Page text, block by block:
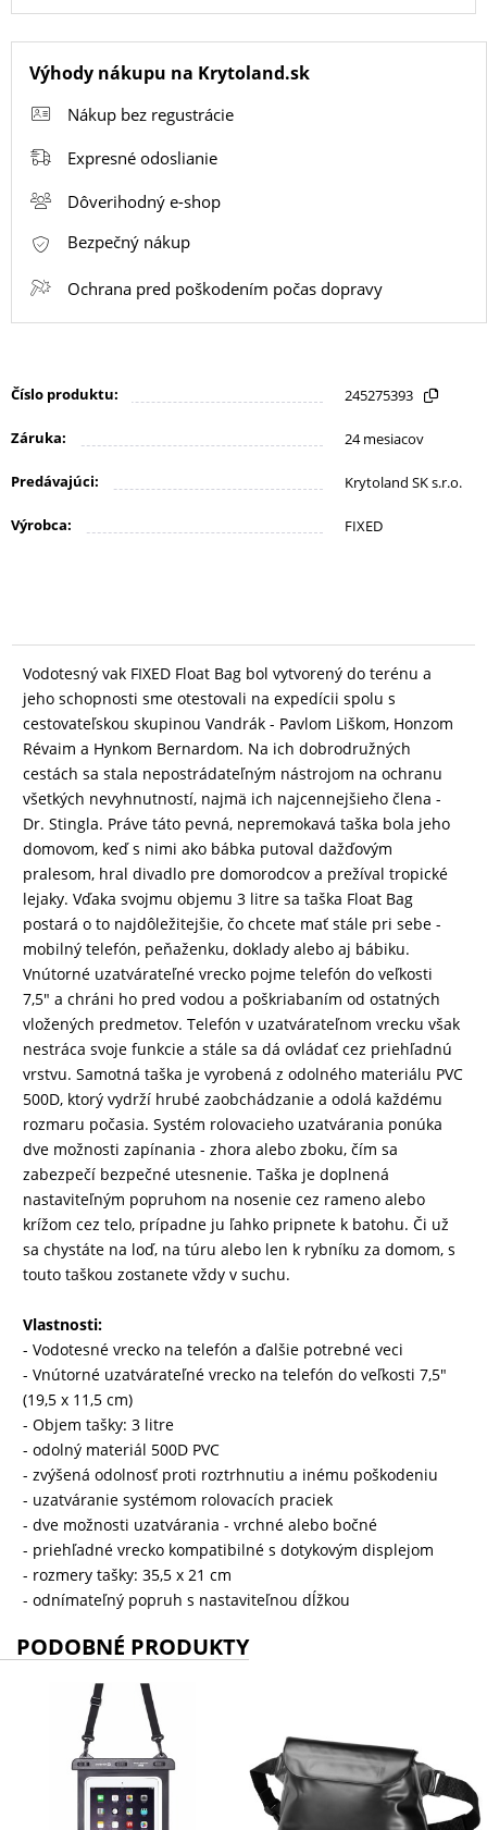
PRÍSLUŠENSTVO
FOTO,
AUDIO-
SPOTREBIČE
ŠTÝL
OUTDOOR
A
ZDRAVIE
MATKA
DRONY
DOM,
DIELŇA
Výhody nákupu na Krytoland.sk
Nákup bez regustrácie
Expresné odoslianie
Dôverihodný e-shop
Bezpečný nákup
Ochrana pred poškodením počas dopravy
Číslo produktu: 245275393
Záruka: 24 mesiacov
Predávajúci: Krytoland SK s.r.o.
Výrobca: FIXED
Vodotesný vak FIXED Float Bag bol vytvorený do terénu a
jeho schopnosti sme otestovali na expedícii spolu s
cestovateľskou skupinou Vandrák - Pavlom Liškom, Honzom
Révaim a Hynkom Bernardom. Na ich dobrodružných
cestách sa stala nepostrádateľným nástrojom na ochranu
všetkých nevyhnutností, najmä ich najcennejšieho člena -
Dr. Stingla. Práve táto pevná, nepremokavá taška bola jeho
domovom, keď s nimi ako bábka putoval dažďovým
pralesom, hral divadlo pre domorodcov a prežíval tropické
lejaky. Vďaka svojmu objemu 3 litre sa taška Float Bag
postará o to najdôležitejšie, čo chcete mať stále pri sebe -
mobilný telefón, peňaženku, doklady alebo aj bábiku.
Vnútorné uzatvárateľné vrecko pojme telefón do veľkosti
7,5" a chráni ho pred vodou a poškriabaním od ostatných
vložených predmetov. Telefón v uzatvárateľnom vrecku však
nestráca svoje funkcie a stále sa dá ovládať cez priehľadnú
vrstvu. Samotná taška je vyrobená z odolného materiálu PVC
500D, ktorý vydrží hrubé zaobchádzanie a odolá každému
rozmaru počasia. Systém rolovacieho uzatvárania ponúka
dve možnosti zapínania - zhora alebo zboku, čím sa
zabezpečí bezpečné utesnenie. Taška je doplnená
nastaviteľným popruhom na nosenie cez rameno alebo
krížom cez telo, prípadne ju ľahko pripnete k batohu. Či už
sa chystáte na loď, na túru alebo len k rybníku za domom, s
touto taškou zostanete vždy v suchu.
Vlastnosti:
- Vodotesné vrecko na telefón a ďalšie potrebné veci
- Vnútorné uzatvárateľné vrecko na telefón do veľkosti 7,5"
(19,5 x 11,5 cm)
- Objem tašky: 3 litre
- odolný materiál 500D PVC
- zvýšená odolnosť proti roztrhnutiu a inému poškodeniu
- uzatváranie systémom rolovacích praciek
- dve možnosti uzatvárania - vrchné alebo bočné
- priehľadné vrecko kompatibilné s dotykovým displejom
- rozmery tašky: 35,5 x 21 cm
- odnímateľný popruh s nastaviteľnou dĺžkou
PODOBNÉ PRODUKTY